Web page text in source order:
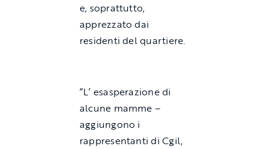
e, soprattutto,
apprezzato dai
residenti del quartiere.
“L’ esasperazione di
alcune mamme –
aggiungono i
rappresentanti di Cgil,